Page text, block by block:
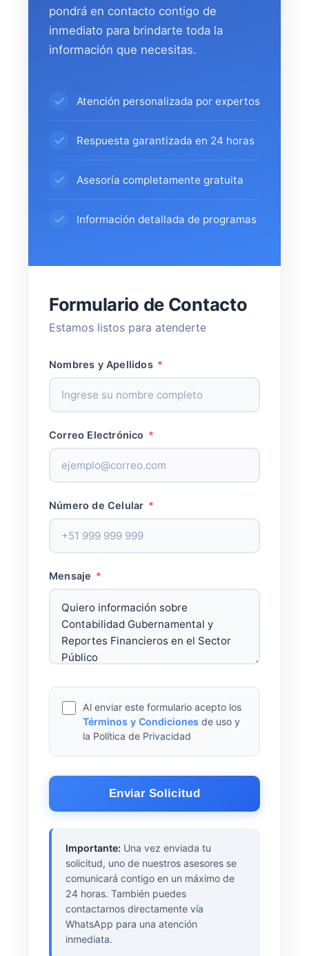
pondrá en contacto contigo de
inmediato para brindarte toda la
información que necesitas.
Atención personalizada por expertos
Respuesta garantizada en 24 horas
Asesoría completamente gratuita
Información detallada de programas
Formulario de Contacto
Estamos listos para atenderte
Nombres y Apellidos *
Correo Electrónico *
Número de Celular *
Mensaje *
Al enviar este formulario acepto los
Términos y Condiciones de uso y
la Política de Privacidad
Enviar Solicitud
Importante: Una vez enviada tu
solicitud, uno de nuestros asesores se
comunicará contigo en un máximo de
24 horas. También puedes
contactarnos directamente vía
WhatsApp para una atención
inmediata.